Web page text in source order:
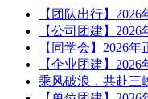
【团队出行】
【公司团建】
【同学会】2026
【企业团建】
乘风破浪，共赴三